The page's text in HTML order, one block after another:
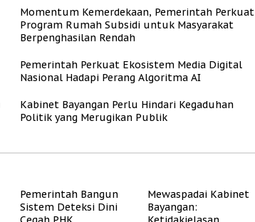
Momentum Kemerdekaan, Pemerintah Perkuat
Program Rumah Subsidi untuk Masyarakat
Berpenghasilan Rendah
Pemerintah Perkuat Ekosistem Media Digital
Nasional Hadapi Perang Algoritma AI
Kabinet Bayangan Perlu Hindari Kegaduhan
Politik yang Merugikan Publik
Pemerintah Bangun
Sistem Deteksi Dini
Mewaspadai Kabinet
Bayangan: